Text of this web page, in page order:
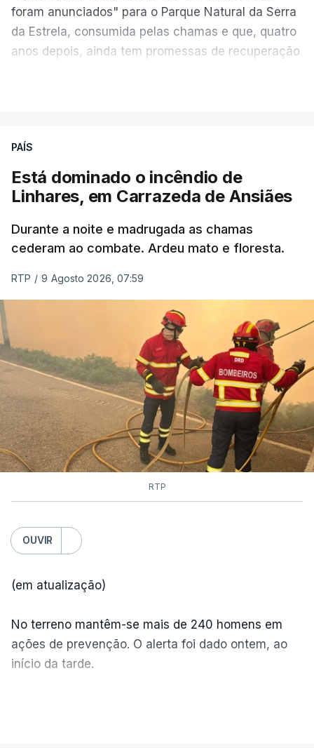
foram anunciados" para o Parque Natural da Serra
da Estrela, consumida pelas chamas e que, quatro
anos depois, ainda tem promessas de recuperação
ESTE CONTEÚDO ESTÁ NESTE
PAÍS
Está dominado o incêndio de
Linhares, em Carrazeda de Ansiães
Durante a noite e madrugada as chamas
cederam ao combate. Ardeu mato e floresta.
RTP / 9 Agosto 2026, 07:59
RTP
OUVIR
(em atualização)
No terreno mantêm-se mais de 240 homens em
ações de prevenção. O alerta foi dado ontem, ao
início da tarde.